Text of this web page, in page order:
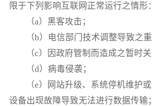
限于下列影响互联网正常运行之情形：
（a）黑客攻击；
（b）电信部门技术调整导致之重
（c）因政府管制而造成之暂时关
（d）病毒侵袭；
（e）网站升级、系统停机维护
设备出现故障导致无法进行数据传输；